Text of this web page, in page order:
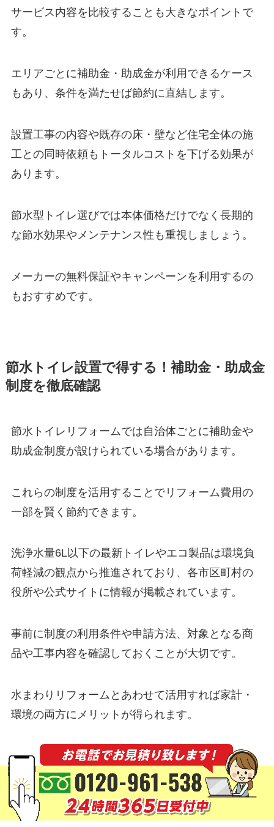
サービス内容を比較することも大きなポイントで
す。
エリアごとに補助金・助成金が利用できるケース
もあり、条件を満たせば節約に直結します。
設置工事の内容や既存の床・壁など住宅全体の施
工との同時依頼もトータルコストを下げる効果が
あります。
節水型トイレ選びでは本体価格だけでなく長期的
な節水効果やメンテナンス性も重視しましょう。
メーカーの無料保証やキャンペーンを利用するの
もおすすめです。
節水トイレ設置で得する！補助金・助成金
制度を徹底確認
節水トイレリフォームでは自治体ごとに補助金や
助成金制度が設けられている場合があります。
これらの制度を活用することでリフォーム費用の
一部を賢く節約できます。
洗浄水量6L以下の最新トイレやエコ製品は環境負
荷軽減の観点から推進されており、各市区町村の
役所や公式サイトに情報が掲載されています。
事前に制度の利用条件や申請方法、対象となる商
品や工事内容を確認しておくことが大切です。
水まわりリフォームとあわせて活用すれば家計・
環境の両方にメリットが得られます。
申請は工事前が基本なので気になる方は早めにリ
フォーム会社や自治体窓口に相談しましょう。